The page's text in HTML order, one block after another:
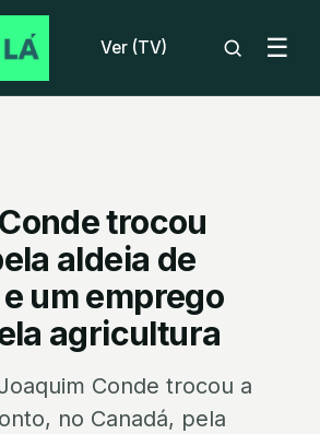
Ver (TV) ☰
trocou
aldeia de
um emprego
agricultura
Conde trocou a
no Canadá, pela